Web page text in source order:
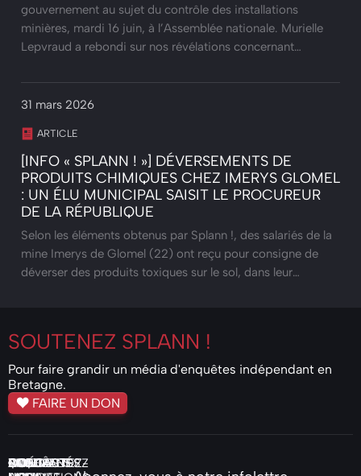
gouvernement au sujet du contrôle des installations
minières, mardi 16 juin, à l’Assemblée nationale. Murielle
Lepvraud a rebondi sur nos révélations concernant…
31 mars 2026
ARTICLE
[INFO « SPLANN ! »] DÉVERSEMENTS DE
PRODUITS CHIMIQUES CHEZ IMERYS GLOMEL
: UN ÉLU MUNICIPAL SAISIT LE PROCUREUR
DE LA RÉPUBLIQUE
Selon les éléments obtenus par Splann !, des salariés de la
mine Imerys de Glomel (22) ont reçu pour consigne de
déverser des produits toxiques sur le sol, dans leur…
SOUTENEZ SPLANN !
Pour faire grandir un média d'enquêtes indépendant en
Bretagne.
FAIRE UN DON
ENQUÊTES
ACTUALITÉS
VIDÉOS
PODCASTS
COMMANDEZ
QUI
NOS
FAIRE
CONTACTEZ-